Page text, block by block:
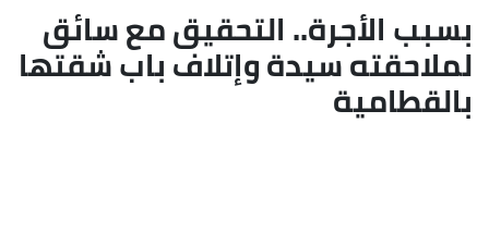
بسبب الأجرة.. التحقيق مع سائق
لملاحقته سيدة وإتلاف باب شقتها
بالقطامية